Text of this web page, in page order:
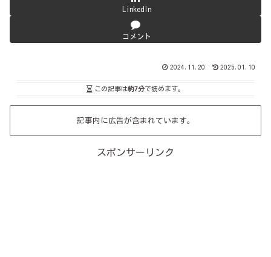
LinkedIn
コメント
2024.11.20 2025.01.10
この記事は約7分で読めます。
記事内に広告が含まれています。
スポンサーリンク